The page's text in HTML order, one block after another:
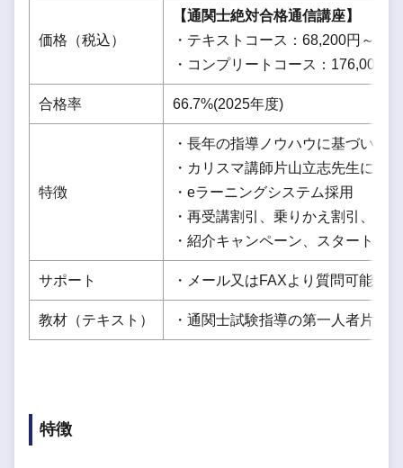
価格（税込）
【通関士絶対合格通信講座】
・テキストコース：68,200円～
・コンプリートコース：176,000円
合格率 66.7%(2025年度)
特徴
・長年の指導ノウハウに基づいた
・カリスマ講師片山立志先生によ
・eラーニングシステム採用
・再受講割引、乗りかえ割引、再
・紹介キャンペーン、スタートダ
サポート ・メール又はFAXより質問可能（
教材（テキスト） ・通関士試験指導の第一人者片山
特徴